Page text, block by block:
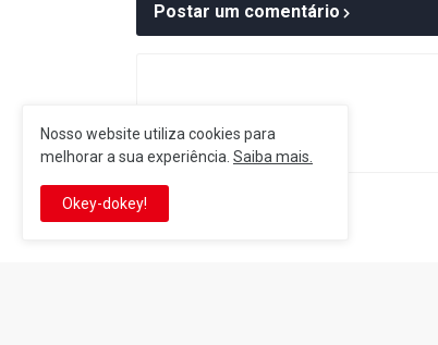
Postar um comentário
Postagem Anterior
Nosso website utiliza cookies para
melhorar a sua experiência. Saiba mais.
Okey-dokey!